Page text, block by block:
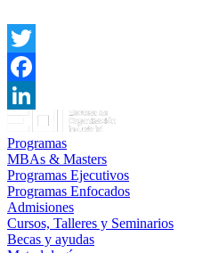
Twitter
Facebook
LinkedIn
Programas
MBAs & Masters
Programas Ejecutivos
Programas Enfocados
Admisiones
Cursos, Talleres y Seminarios
Becas y ayudas